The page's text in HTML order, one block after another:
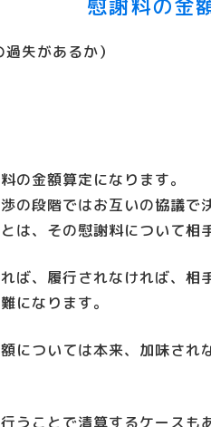
慰謝料の金
失があるか）
の金額算定になります。
の段階ではお互いの協議で
は、その慰謝料について相
ば、履行されなければ、
になります。
については本来、加味さ
うことで清算するケースも